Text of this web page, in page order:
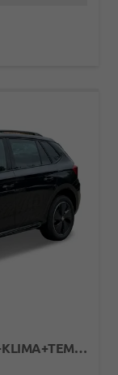
CLASSIC SELECTION KAMERA+SHZ+KLIMA+TEMPOMAT+LED+16" LM